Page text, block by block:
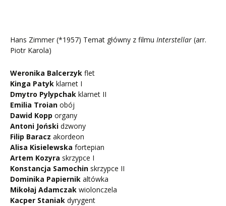
Hans Zimmer (*1957) Temat główny z filmu Interstellar (arr.
Piotr Karola)
Weronika Balcerzyk flet
Kinga Patyk klarnet I
Dmytro Pylypchak klarnet II
Emilia Troian obój
Dawid Kopp organy
Antoni Joński dzwony
Filip Baracz akordeon
Alisa Kisielewska fortepian
Artem Kozyra skrzypce I
Konstancja Samochin skrzypce II
Dominika Papiernik altówka
Mikołaj Adamczak wiolonczela
Kacper Staniak dyrygent